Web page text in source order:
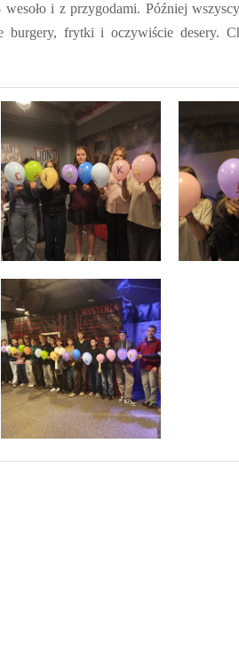
wesoło i z przygodami. Później
burgery, frytki i oczywiście desery.